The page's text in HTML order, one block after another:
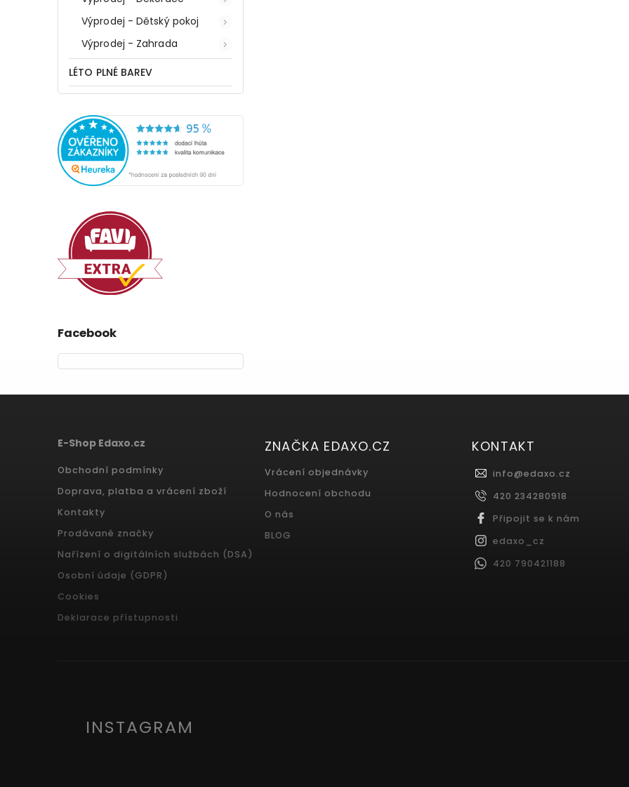
Výprodej - Dětský pokoj
Výprodej - Zahrada
LÉTO PLNÉ BAREV
Facebook
E-Shop Edaxo.cz
Obchodní podmínky
Doprava, platba a vrácení zboží
Kontakty
Prodávané značky
Nařízení o digitálních službách (DSA)
Osobní údaje (GDPR)
Cookies
Deklarace přístupnosti
ZNAČKA EDAXO.CZ
Vrácení objednávky
Hodnocení obchodu
O nás
BLOG
KONTAKT
info@edaxo.cz
420 234280918
Připojit se k nám
edaxo_cz
420 790421188
INSTAGRAM